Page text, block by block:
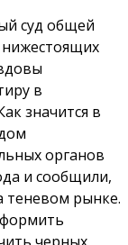
суд общей
в
значится в
органов
и сообщили,
теневом рынке.